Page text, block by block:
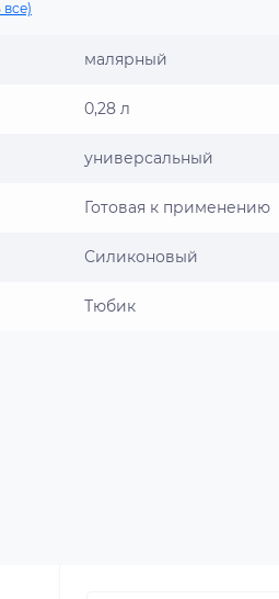
малярный
0,28 л
универсальный
Готовая к применению
Силиконовый
Тюбик